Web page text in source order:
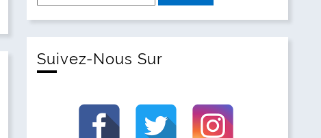
Suivez-Nous Sur